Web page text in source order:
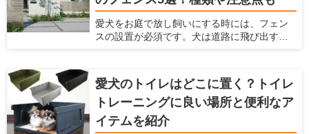
や選び方、おすすめの犬用ケージを紹介しよ
うと思います。これまでにたくさんの愛犬家
を見てきた「愛犬家住宅」の視点で、犬用の
愛犬をお庭で放し飼いにする時には、フェン
スの設置が必須です。犬は道路に飛び出すこ
したフェンスを設置することで、犬が車にひ
かれることを防げますし、通行人への迷惑も
防げます。 ただ、庭で放し飼いをする時には
どんなフェンスを選べばいいか、どんなポイ
ントに注意すればいいかなどわからないと思
愛犬のトイレはどこに置く？トイレ
トレーニングに良い場所と便利なア
イテムを紹介